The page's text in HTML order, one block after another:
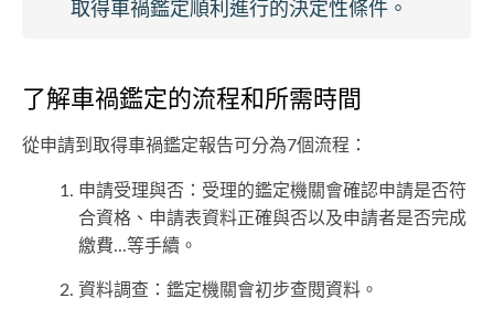
取得車禍鑑定順利進行的決定性條件。
了解車禍鑑定的流程和所需時間
從申請到取得車禍鑑定報告可分為7個流程：
申請受理與否：受理的鑑定機關會確認申請是否符
合資格、申請表資料正確與否以及申請者是否完成
繳費...等手續。
資料調查：鑑定機關會初步查閱資料。